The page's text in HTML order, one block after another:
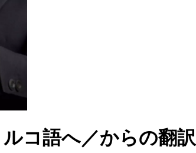
コ語へ／からの翻訳